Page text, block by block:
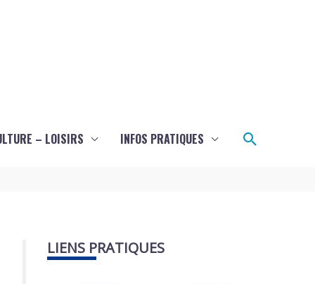
– LOISIRS INFOS PRATIQUES
LIENS PRATIQUES